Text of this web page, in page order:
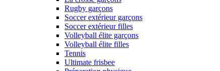
Rugby garçons
Soccer extérieur garçons
Soccer extérieur filles
Volleyball élite garçons
Volleyball élite filles
Tennis
Ultimate frisbee